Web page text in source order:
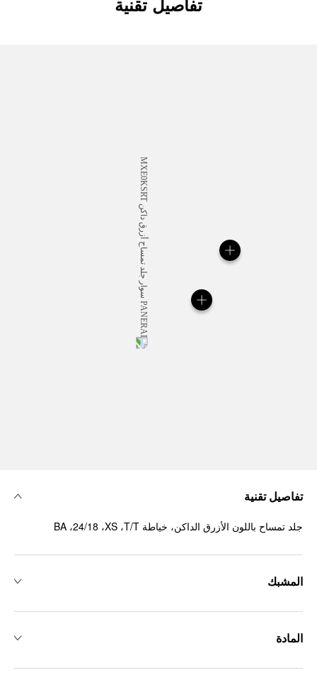
تفاصيل تقنية
جلد تمساح باللون الأزرق الداكن، خياطة ‏T/T، ‏XS، ‏24/18، ‏BA
المشبك
المادة